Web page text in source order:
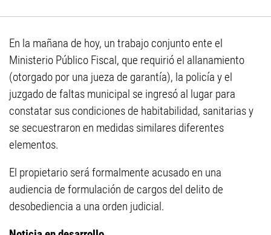
En la mañana de hoy, un trabajo conjunto ente el
Ministerio Público Fiscal, que requirió el allanamiento
(otorgado por una jueza de garantía), la policía y el
juzgado de faltas municipal se ingresó al lugar para
constatar sus condiciones de habitabilidad, sanitarias y
se secuestraron en medidas similares diferentes
elementos.
El propietario será formalmente acusado en una
audiencia de formulación de cargos del delito de
desobediencia a una orden judicial.